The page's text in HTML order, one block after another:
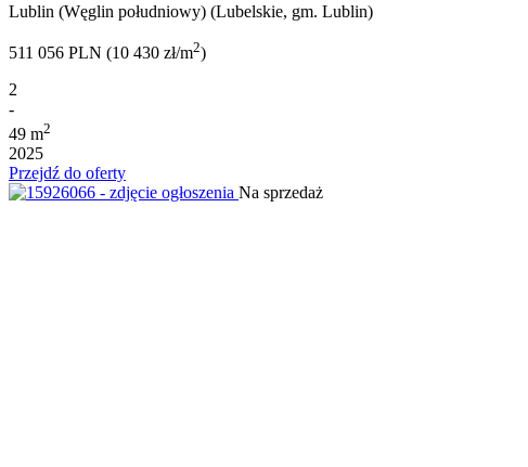
Lublin (Węglin południowy) (Lubelskie, gm. Lublin)
511 056 PLN (10 430 zł/m2)
2
-
49 m2
2025
Przejdź do oferty
Na sprzedaż